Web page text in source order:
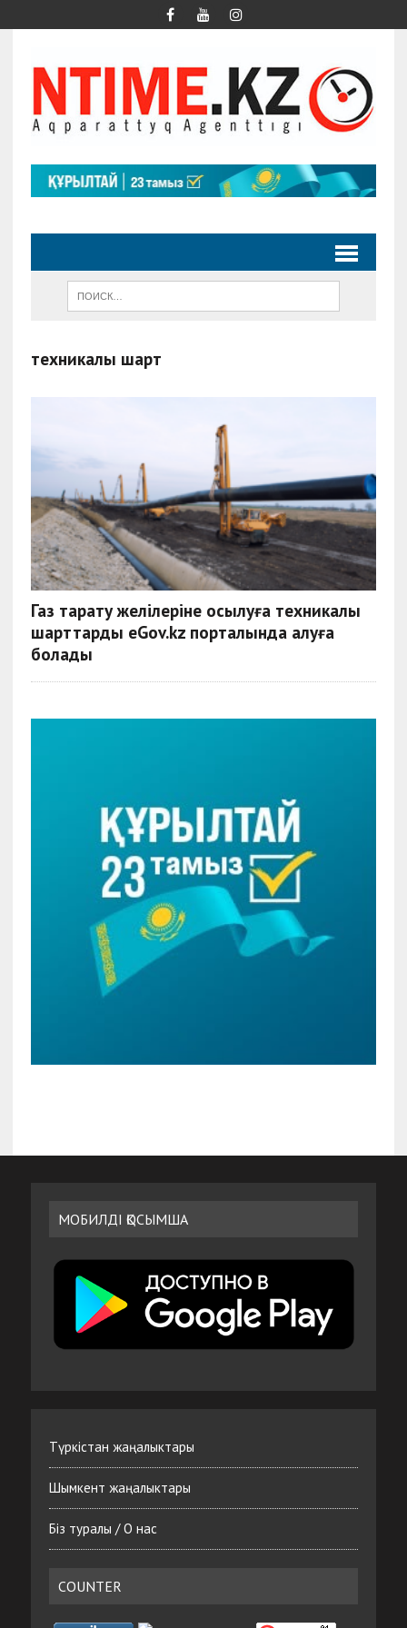
техникалық шарт
Газ тарату желілеріне қосылуға техникалық
шарттарды eGov.kz порталында алуға
болады
МОБИЛДІ ҚОСЫМША
Түркістан жаңалыктары
Шымкент жаңалыктары
Біз туралы / О нас
COUNTER